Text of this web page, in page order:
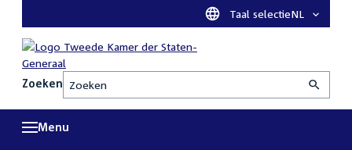
Taal selectieNL
Zoeken
Menu